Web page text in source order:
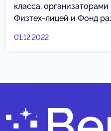
класса,
Физтех-лицей и Фонд
01.12.2022